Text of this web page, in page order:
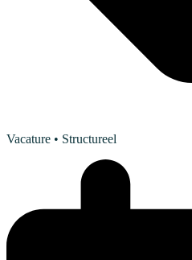
Vacature • Structureel